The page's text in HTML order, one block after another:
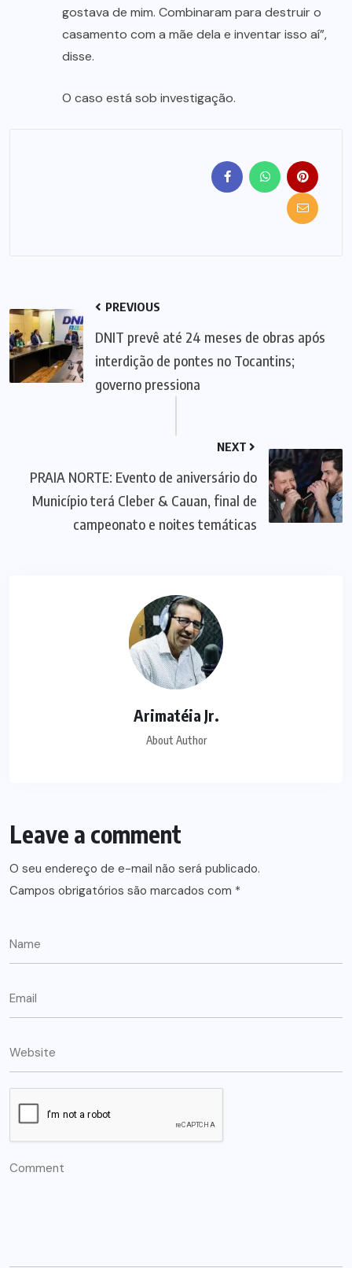
gostava de mim. Combinaram para destruir o
casamento com a mãe dela e inventar isso aí”,
disse.
O caso está sob investigação.
PREVIOUS
DNIT prevê até 24 meses de obras após
interdição de pontes no Tocantins;
governo pressiona
NEXT
PRAIA NORTE: Evento de aniversário do
Município terá Cleber & Cauan, final de
campeonato e noites temáticas
Arimatéia Jr.
About Author
Leave a comment
O seu endereço de e-mail não será publicado.
Campos obrigatórios são marcados com *